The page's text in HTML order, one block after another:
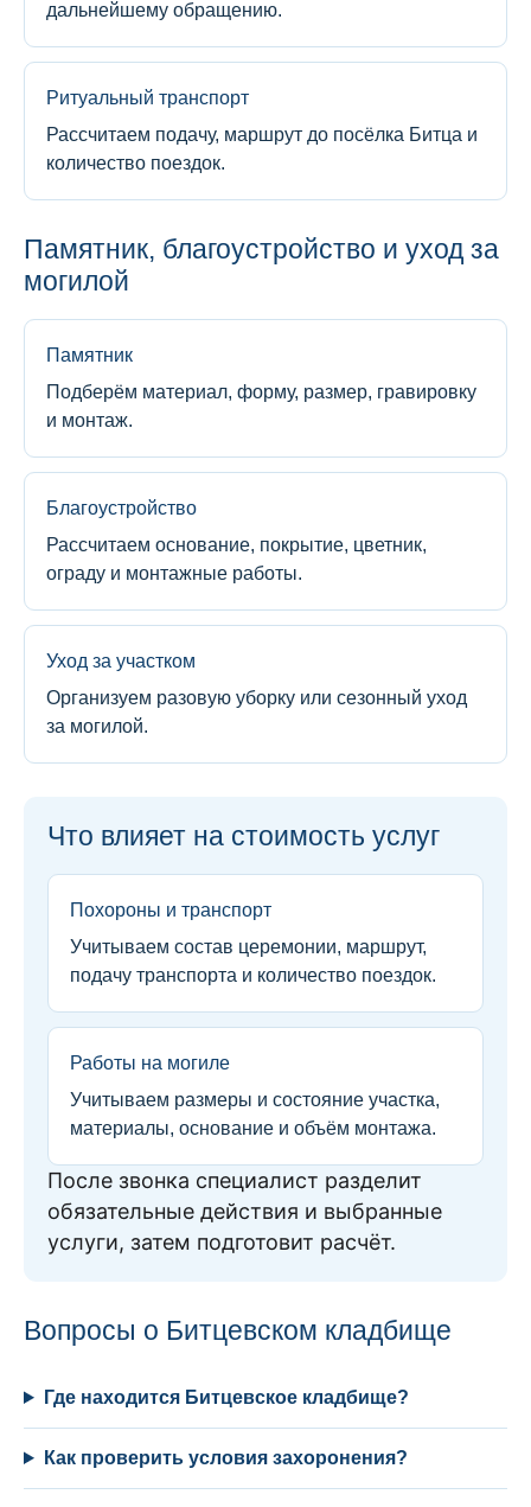
дальнейшему обращению.
Ритуальный транспорт
Рассчитаем подачу, маршрут до посёлка Битца и
количество поездок.
Памятник, благоустройство и уход за
могилой
Памятник
Подберём материал, форму, размер, гравировку
и монтаж.
Благоустройство
Рассчитаем основание, покрытие, цветник,
ограду и монтажные работы.
Уход за участком
Организуем разовую уборку или сезонный уход
за могилой.
Что влияет на стоимость услуг
Похороны и транспорт
Учитываем состав церемонии, маршрут,
подачу транспорта и количество поездок.
Работы на могиле
Учитываем размеры и состояние участка,
материалы, основание и объём монтажа.
После звонка специалист разделит
обязательные действия и выбранные
услуги, затем подготовит расчёт.
Вопросы о Битцевском кладбище
Где находится Битцевское кладбище?
Как проверить условия захоронения?